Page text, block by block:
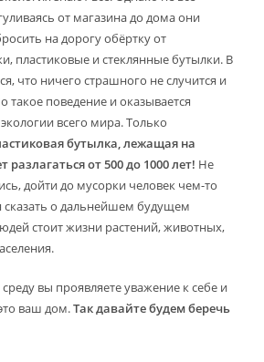
от магазина до дома они
на дорогу обёртку от
пластиковые и стеклянные бутылки. В
что ничего страшного не случится и
такое поведение и оказывается
всего мира. Только
бутылка, лежащая на
разлагаться от 500 до 1000 лет! Не
дойти до мусорки человек чем-то
сказать о дальнейшем будущем
стоит жизни растений, животных,
вы проявляете уважение к себе и
ваш дом.Так давайте будем беречь